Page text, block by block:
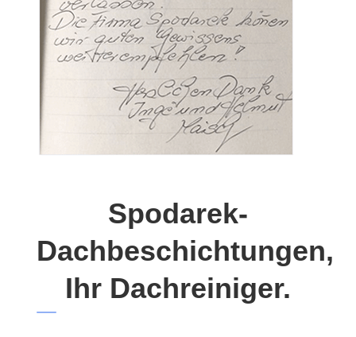
Spodarek-
Dachbeschichtungen,
Ihr Dachreiniger.